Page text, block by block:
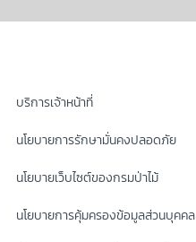
บริการเจ้าหน้าที่
นโยบายการรักษามั่นคงปลอดภัย
นโยบายเว็บไซต์ของกรมป่าไม้
นโยบายการคุ้มครองข้อมูลส่วนบุคคล